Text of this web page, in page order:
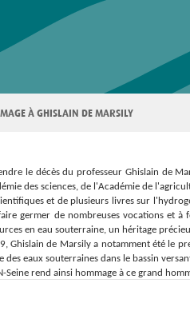
À GHISLAIN DE MARSILY
le décès du professeur Ghislain de
des sciences, de l'Académie de
et de plusieurs livres sur
germer de nombreuses vocations et
en eau souterraine, un héritage
Ghislain de Marsily a notamment été le
eaux souterraines dans le bassin
Seine rend ainsi hommage à ce grand